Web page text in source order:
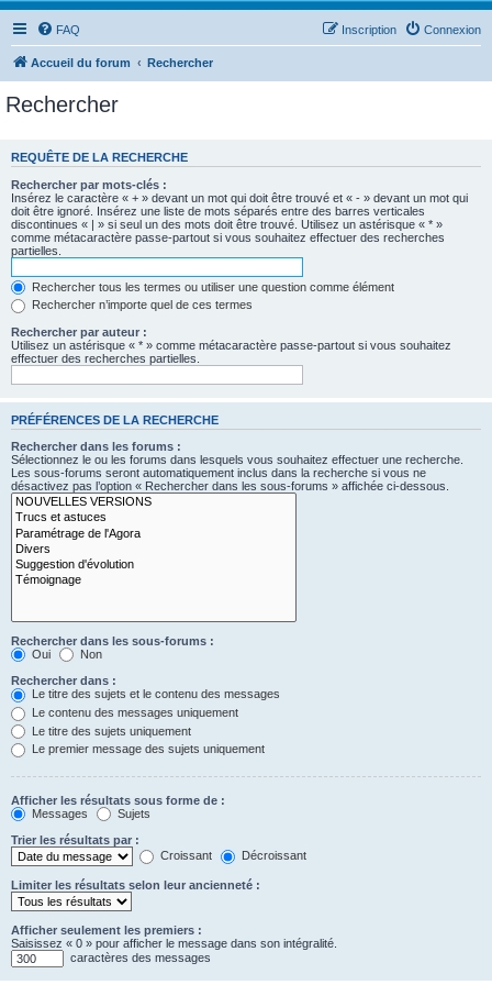
FAQ Connexion
Inscription
Accueil du forum Rechercher
Rechercher
REQUÊTE DE LA RECHERCHE
Rechercher par mots-clés :
Insérez le caractère « + » devant un mot qui doit être trouvé et « - » devant un mot qui
doit être ignoré. Insérez une liste de mots séparés entre des barres verticales
discontinues « | » si seul un des mots doit être trouvé. Utilisez un astérisque « * »
comme métacaractère passe-partout si vous souhaitez effectuer des recherches
partielles.
Rechercher tous les termes ou utiliser une question comme élément
Rechercher n’importe quel de ces termes
Rechercher par auteur :
Utilisez un astérisque « * » comme métacaractère passe-partout si vous souhaitez
effectuer des recherches partielles.
PRÉFÉRENCES DE LA RECHERCHE
Rechercher dans les forums :
Sélectionnez le ou les forums dans lesquels vous souhaitez effectuer une recherche.
Les sous-forums seront automatiquement inclus dans la recherche si vous ne
désactivez pas l’option « Rechercher dans les sous-forums » affichée ci-dessous.
Rechercher dans les sous-forums :
Oui
Non
Rechercher dans :
Le titre des sujets et le contenu des messages
Le contenu des messages uniquement
Le titre des sujets uniquement
Le premier message des sujets uniquement
Afficher les résultats sous forme de :
Messages
Sujets
Trier les résultats par :
Croissant
Décroissant
Limiter les résultats selon leur ancienneté :
Afficher seulement les premiers :
Saisissez « 0 » pour afficher le message dans son intégralité.
caractères des messages